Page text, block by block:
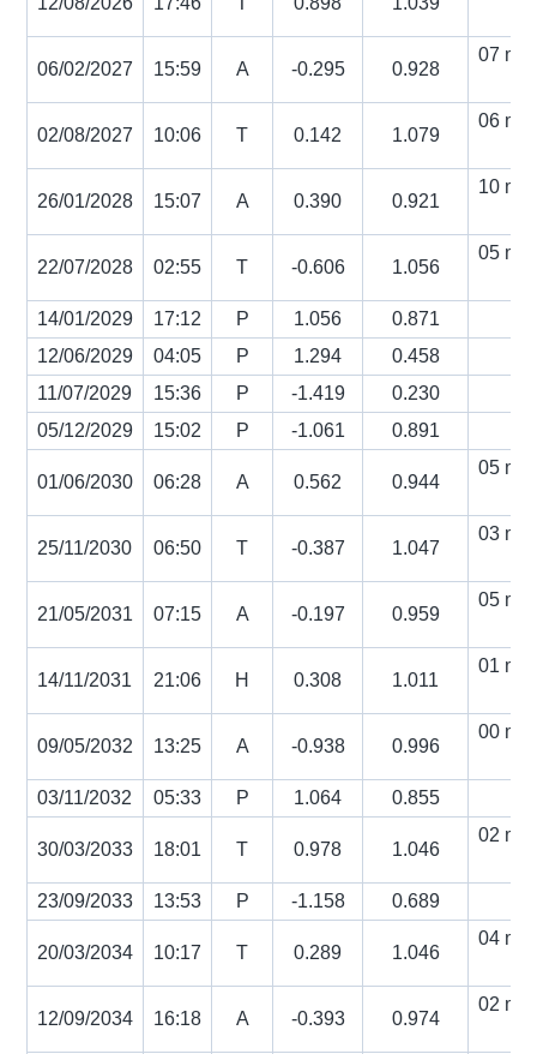
06/02/2027 15:59 A -0.295 0.928
07
02/08/2027 10:06 T 0.142 1.079
06
26/01/2028 15:07 A 0.390 0.921
10
22/07/2028 02:55 T -0.606 1.056
05
14/01/2029
17:12 P 1.056
0.871
12/06/2029
04:05 P 1.294
0.458
11/07/2029
15:36 P -1.419
0.230
05/12/2029
15:02 P -1.061 0.891
01/06/2030 06:28 A 0.562 0.944
05
25/11/2030 06:50 T -0.387 1.047
03
21/05/2031 07:15 A -0.197 0.959
05
14/11/2031 21:06 H 0.308 1.011
01
09/05/2032 13:25 A -0.938 0.996
00
03/11/2032
05:33 P 1.064 0.855
30/03/2033 18:01 T 0.978 1.046
02
23/09/2033
13:53 P -1.158 0.689
20/03/2034 10:17 T 0.289 1.046
04
12/09/2034 16:18 A -0.393 0.974
02